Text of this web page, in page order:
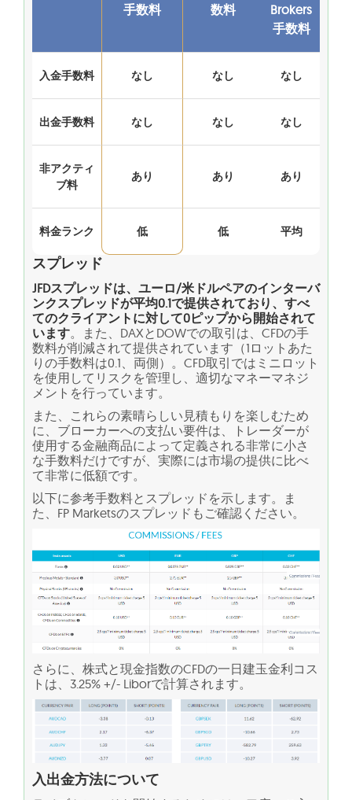
手数料
数料
Brokers
手数料
入金手数料 なし なし なし
出金手数料 なし なし なし
非アクティ
ブ料
あり あり あり
料金ランク 低 低 平均
スプレッド
JFDスプレッドは、ユーロ/米ドルペアのインターバ
ンクスプレッドが平均0.1で提供されており、すべ
てのクライアントに対して0ピップから開始されて
います。また、DAXとDOWでの取引は、CFDの手
数料が削減されて提供されています（1ロットあた
りの手数料は0.1、両側）。CFD取引ではミニロット
を使用してリスクを管理し、適切なマネーマネジ
メントを行っています。
また、これらの素晴らしい見積もりを楽しむため
に、ブローカーへの支払い要件は、トレーダーが
使用する金融商品によって定義される非常に小さ
な手数料だけですが、実際には市場の提供に比べ
て非常に低額です。
以下に参考手数料とスプレッドを示します。ま
た、FP Marketsのスプレッドもご確認ください。
さらに、株式と現金指数のCFDの一日建玉金利コス
トは、3.25% +/- Liborで計算されます。
入出金方法について